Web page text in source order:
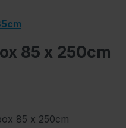
85 x 250cm